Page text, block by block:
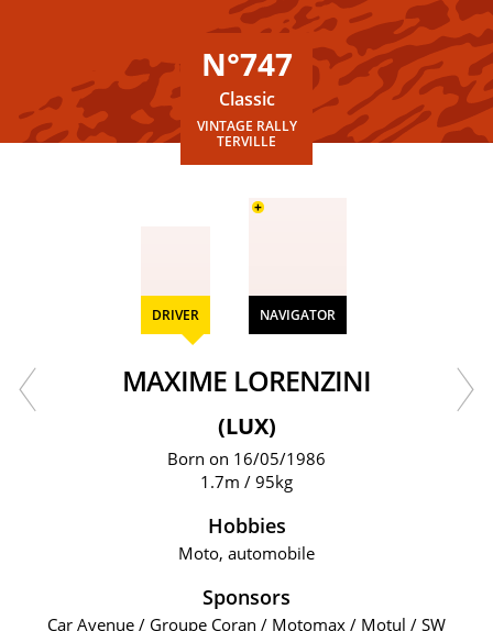
N°747
Classic
VINTAGE RALLY
TERVILLE
DRIVER NAVIGATOR
+
MAXIME LORENZINI
(LUX)
Born on 16/05/1986
1.7m / 95kg
Hobbies
Moto, automobile
Sponsors
Car Avenue / Groupe Coran / Motomax / Motul / SW